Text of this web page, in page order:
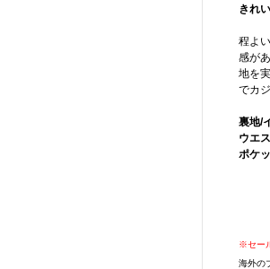
きれ
程よ
感が
地を
でカ
裏地/
ウエ
ポケ
※セー
海外の